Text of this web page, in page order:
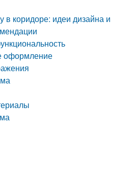
в коридоре: идеи дизайна и
оформление